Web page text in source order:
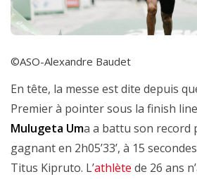
©ASO-Alexandre Baudet
En tête, la messe est dite depuis
Premier à pointer sous la finish
Mulugeta Uma a battu son record
gagnant en 2h05’33’, à 15
Titus Kipruto. L’athlète de 26 ans